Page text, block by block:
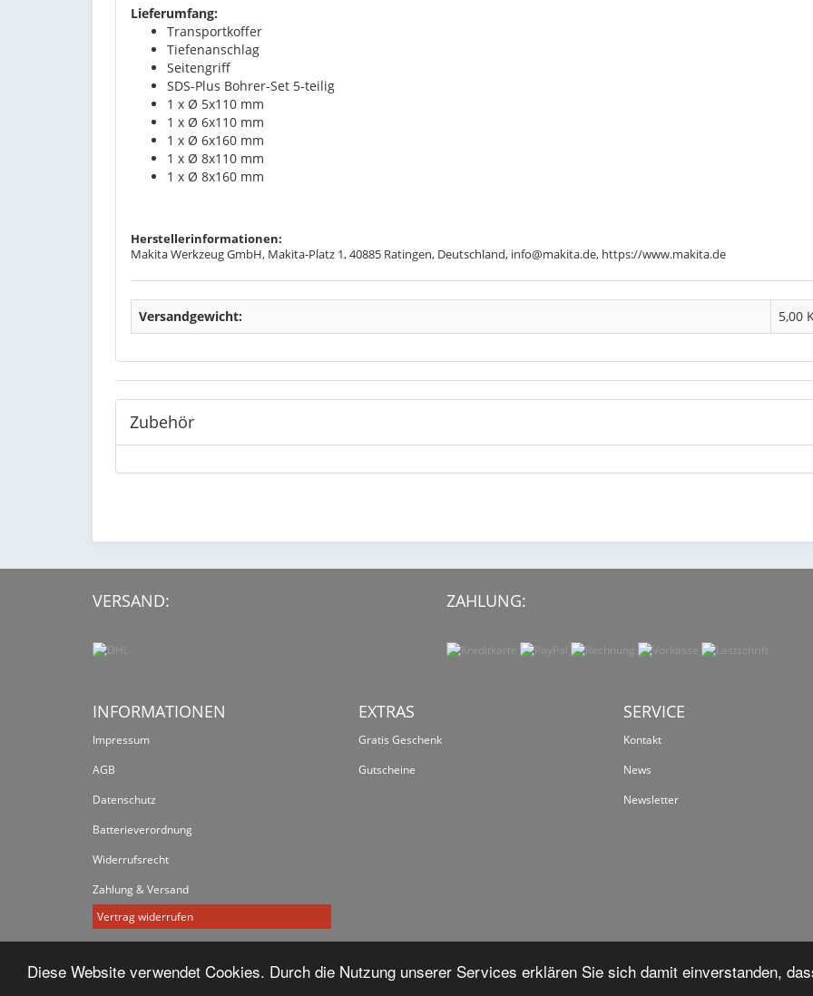
Diese Website verwendet Cookies. Durch die Nutzung unserer Services erklären Sie sich damit einverstanden,
Lieferumfang:
Transportkoffer
Tiefenanschlag
Seitengriff
SDS-Plus Bohrer-Set 5-teilig
1 x Ø 5x110 mm
1 x Ø 6x110 mm
1 x Ø 6x160 mm
1 x Ø 8x110 mm
1 x Ø 8x160 mm
Herstellerinformationen:
Makita Werkzeug GmbH, Makita-Platz 1, 40885 Ratingen, Deutschland, info@makita.de, https://www.makita.de
Versandgewicht: 5,00
Zubehör
VERSAND: ZAHLUNG:
INFORMATIONEN
Impressum
AGB
Datenschutz
Batterieverordnung
Widerrufsrecht
Zahlung & Versand
Vertrag widerrufen
EXTRAS
Gratis Geschenk
Gutscheine
SERVICE
Kontakt
News
Newsletter
*Alle Preise inkl. gesetzlicher USt., zzgl.Versand